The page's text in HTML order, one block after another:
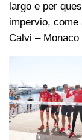
largo e per
impervio, come
Calvi – Monaco